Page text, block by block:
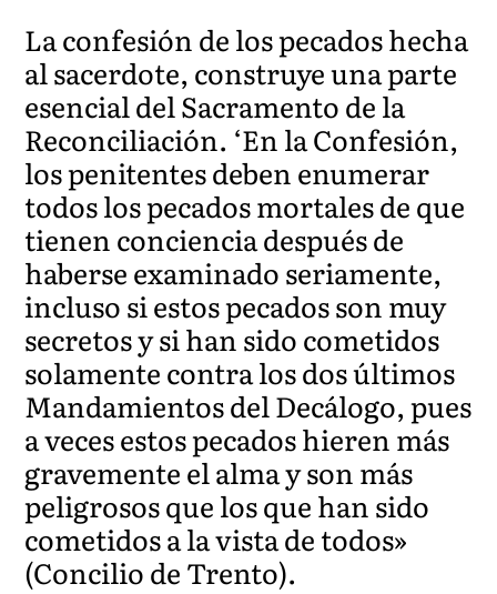
La confesión de los pecados hecha
al sacerdote, construye una parte
esencial del Sacramento de la
Reconciliación. ‘En la Confesión,
los penitentes deben enumerar
todos los pecados mortales de que
tienen conciencia después de
haberse examinado seriamente,
incluso si estos pecados son muy
secretos y si han sido cometidos
solamente contra los dos últimos
Mandamientos del Decálogo, pues
a veces estos pecados hieren más
gravemente el alma y son más
peligrosos que los que han sido
cometidos a la vista de todos»
(Concilio de Trento).